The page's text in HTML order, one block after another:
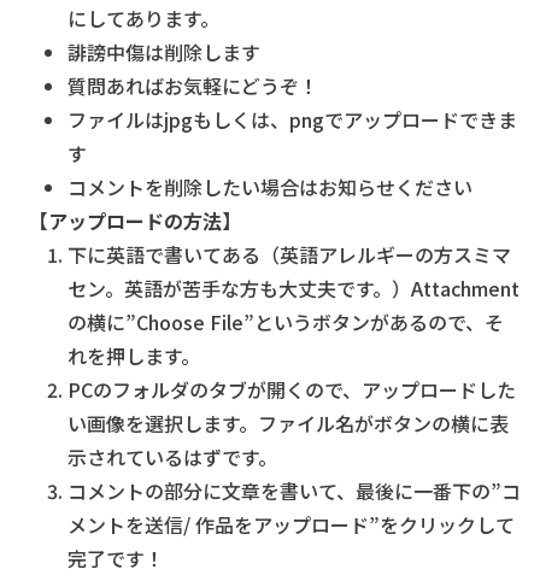
にしてあります。
誹謗中傷は削除します
質問あればお気軽にどうぞ！
ファイルはjpgもしくは、pngでアップロードできま
す
コメントを削除したい場合はお知らせください
【アップロードの方法】
下に英語で書いてある（英語アレルギーの方スミマ
セン。英語が苦手な方も大丈夫です。）Attachment
の横に”Choose File”というボタンがあるので、そ
れを押します。
PCのフォルダのタブが開くので、アップロードした
い画像を選択します。ファイル名がボタンの横に表
示されているはずです。
コメントの部分に文章を書いて、最後に一番下の”コ
メントを送信/ 作品をアップロード”をクリックして
完了です！